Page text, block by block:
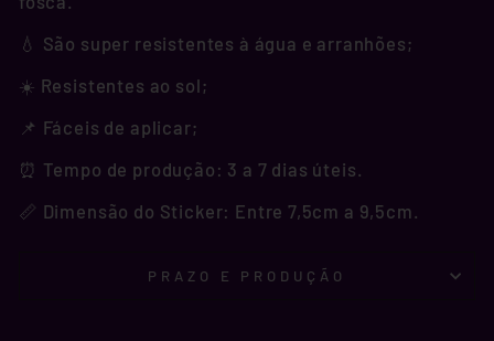
💧 São super resistentes à água e arranhões;
☀️ Resistentes ao sol;
📌 Fáceis de aplicar;
⏰ Tempo de produção: 3 a 7 dias úteis.
📏 Dimensão do Sticker: Entre 7,5cm a 9,5cm.
PRAZO E PRODUÇÃO